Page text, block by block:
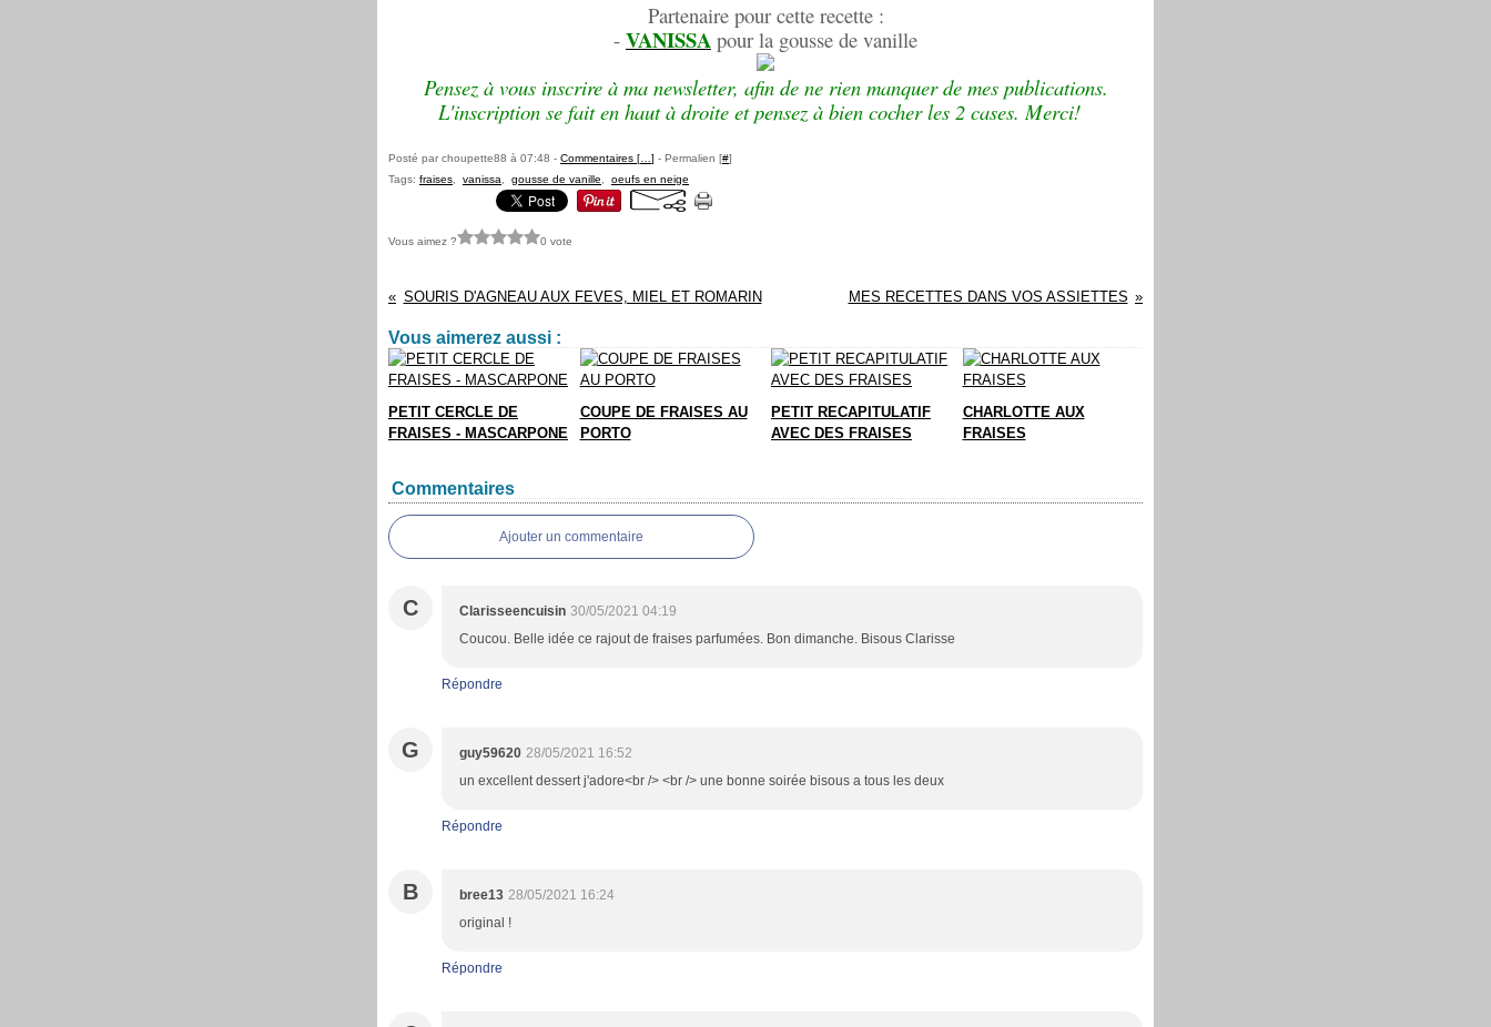
Partenaire pour cette recette :
- VANISSA pour la gousse de vanille
Pensez à vous inscrire à ma newsletter, afin de ne rien manquer de mes publications.
L'inscription se fait en haut à droite et pensez à bien cocher les 2 cases. Merci!
Posté par choupette88 à 07:48 - Commentaires [ ] - Permalien [#]
Tags: fraises vanissa gousse de vanille oeufs en neige
Vous aimez ? 0 vote
SOURIS D'AGNEAU AUX FEVES, MIEL ET ROMARIN MES RECETTES DANS VOS ASSIETTES
Vous aimerez aussi :
PETIT CERCLE DE
FRAISES - MASCARPONE
COUPE DE FRAISES AU
PORTO
PETIT RECAPITULATIF
AVEC DES FRAISES
CHARLOTTE AUX
FRAISES
Commentaires
Ajouter un commentaire
C Clarisseencuisin 30/05/2021 04:19
Coucou. Belle idée ce rajout de fraises parfumées. Bon dimanche. Bisous Clarisse
Répondre
G guy59620 28/05/2021 16:52
un excellent dessert j'adore<br /> <br /> une bonne soirée bisous a tous les deux
Répondre
B bree13 28/05/2021 16:24
original !
Répondre